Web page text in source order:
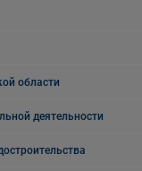
области
деятельности